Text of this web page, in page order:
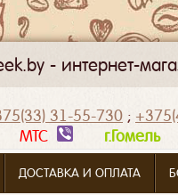
- интернет-
31-55-730 ;
МТС
ДОСТАВКА И ОПЛАТА